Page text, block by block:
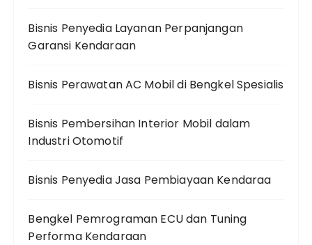
Bisnis Penyedia Layanan Perpanjangan
Garansi Kendaraan
Bisnis Perawatan AC Mobil di Bengkel Spesialis
Bisnis Pembersihan Interior Mobil dalam
Industri Otomotif
Bisnis Penyedia Jasa Pembiayaan Kendaraa
Bengkel Pemrograman ECU dan Tuning
Performa Kendaraan